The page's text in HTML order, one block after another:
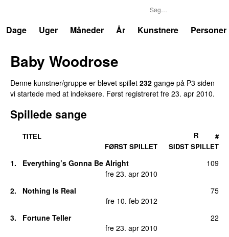
Dage
Uger Måneder År Kunstnere Personer
Baby Woodrose
Denne kunstner/gruppe er blevet spillet 232 gange på P3 siden
vi startede med at indeksere. Først registreret fre 23. apr 2010.
Spillede sange
TITEL
FØRST SPILLET
SIDST SPILLET
R #
1. Everything’s Gonna Be Alright
fre 23. apr 2010
109
2.
Nothing Is Real
fre 10. feb 2012
75
3.
Fortune Teller
fre 23. apr 2010
22